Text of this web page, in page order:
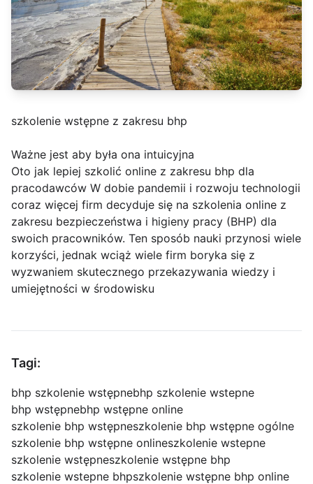
szkolenie wstępne z zakresu bhp
Ważne jest aby była ona intuicyjna
Oto jak lepiej szkolić online z zakresu bhp dla
pracodawców W dobie pandemii i rozwoju technologii
coraz więcej firm decyduje się na szkolenia online z
zakresu bezpieczeństwa i higieny pracy (BHP) dla
swoich pracowników. Ten sposób nauki przynosi wiele
korzyści, jednak wciąż wiele firm boryka się z
wyzwaniem skutecznego przekazywania wiedzy i
umiejętności w środowisku
Tagi:
bhp szkolenie wstępnebhp szkolenie wstepne
bhp wstępnebhp wstępne online
szkolenie bhp wstępneszkolenie bhp wstępne ogólne
szkolenie bhp wstępne onlineszkolenie wstepne
szkolenie wstępneszkolenie wstępne bhp
szkolenie wstepne bhpszkolenie wstępne bhp online